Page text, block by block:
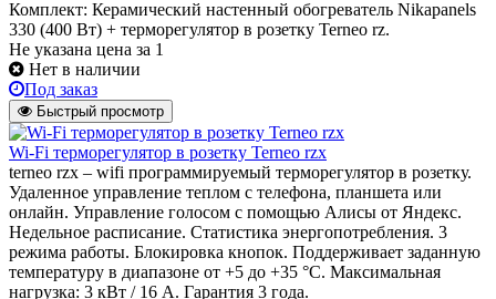
Комплект: Керамический настенный обогреватель Nikapanels
330 (400 Вт) + терморегулятор в розетку Terneo rz.
Не указана цена за 1
Нет в наличии
Под заказ
Быстрый просмотр
Wi-Fi терморегулятор в розетку Terneo rzx
terneo rzx – wifi программируемый терморегулятор в розетку.
Удаленное управление теплом с телефона, планшета или
онлайн. Управление голосом с помощью Алисы от Яндекс.
Недельное расписание. Статистика энергопотребления. 3
режима работы. Блокировка кнопок. Поддерживает заданную
температуру в диапазоне от +5 до +35 °С. Максимальная
нагрузка: 3 кВт / 16 А. Гарантия 3 года.